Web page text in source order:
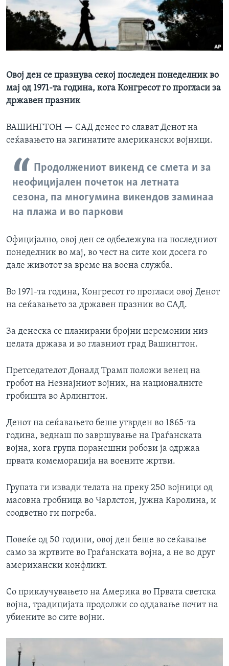
ИНТЕРВЈУА
Јазици
Овој ден се празнува секој последен понеделник во
мај од 1971-та година, кога Конгресот го прогласи за
државен празник
ВАШИНГТОН — САД денес го слават Денот на
сеќавањето на загинатите американски војници.
Продолжениот викенд се смета и за
неофицијален почеток на летната
сезона, па многумина викендов заминаа
на плажа и во паркови
Официјално, овој ден се одбележува на последниот
понеделник во мај, во чест на сите кои досега го
дале животот за време на воена служба.
Во 1971-та година, Конгресот го прогласи овој Денот
на сеќавањето за државен празник во САД.
За денеска се планирани бројни церемонии низ
целата држава и во главниот град Вашингтон.
Претседателот Доналд Трамп положи венец на
гробот на Незнајниот војник, на националните
гробишта во Арлингтон.
Денот на сеќавањето беше утврден во 1865-та
година, веднаш по завршување на Граѓанската
војна, кога група поранешни робови ја одржаа
првата комеморација на воените жртви.
Групата ги извади телата на преку 250 војници од
масовна гробница во Чарлстон, Јужна Каролина, и
соодветно ги погреба.
Повеќе од 50 години, овој ден беше во сеќавање
само за жртвите во Граѓанската војна, а не во друг
американски конфликт.
Со приклучувањето на Америка во Првата светска
војна, традицијата продолжи со оддавање почит на
убиените во сите војни.